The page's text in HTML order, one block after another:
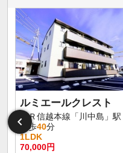
ルミエールクレスト
ＪＲ信越本線「川中島」駅
徒歩40分
1LDK
70,000円